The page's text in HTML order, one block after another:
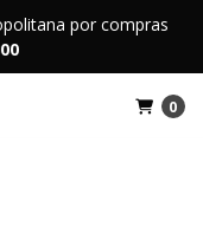
por compras
0